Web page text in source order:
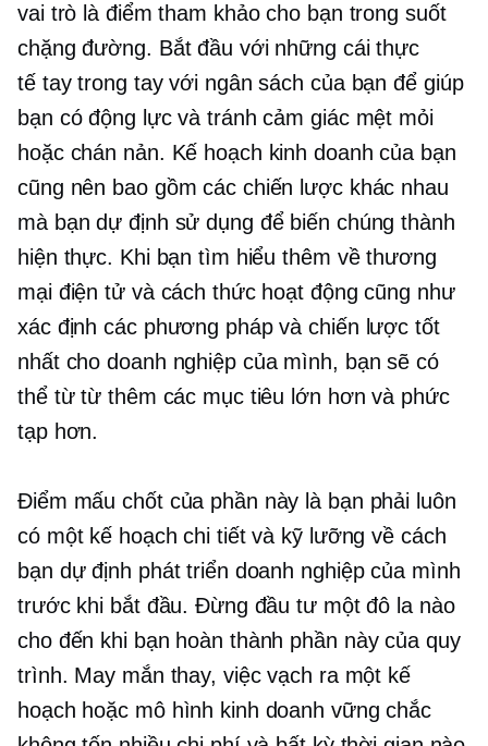
vai trò là điểm tham khảo cho bạn trong suốt
chặng đường. Bắt đầu với những cái thực
tế tay trong tayvới ngân sách của bạn để giúp
bạn có động lực và tránh cảm giác mệt mỏi
hoặc chán nản. Kế hoạch kinh doanh của bạn
cũng nên bao gồm các chiến lược khác nhau
mà bạn dự định sử dụng để biến chúng thành
hiện thực. Khi bạn tìm hiểu thêm về thương
mại điện tử và cách thức hoạt động cũng như
xác định các phương pháp và chiến lược tốt
nhất cho doanh nghiệp của mình, bạn sẽ có
thể từ từ thêm các mục tiêu lớn hơn và phức
tạp hơn.
Điểm mấu chốt của phần này là bạn phải luôn
có một kế hoạch chi tiết và kỹ lưỡng về cách
bạn dự định phát triển doanh nghiệp của mình
trước khi bắt đầu. Đừng đầu tư một đô la nào
cho đến khi bạn hoàn thành phần này của quy
trình. May mắn thay, việc vạch ra một kế
hoạch hoặc mô hình kinh doanh vững chắc